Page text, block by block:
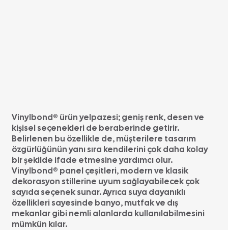
Vinylbond® ürün yelpazesi; geniş renk, desen ve
kişisel seçenekleri de beraberinde getirir.
Belirlenen bu özellikle de, müşterilere tasarım
özgürlüğünün yanı sıra kendilerini çok daha kolay
bir şekilde ifade etmesine yardımcı olur.
Vinylbond® panel çeşitleri, modern ve klasik
dekorasyon stillerine uyum sağlayabilecek çok
sayıda seçenek sunar. Ayrıca suya dayanıklı
özellikleri sayesinde banyo, mutfak ve dış
mekanlar gibi nemli alanlarda kullanılabilmesini
mümkün kılar.